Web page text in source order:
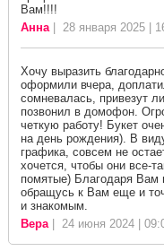
Вам!!!!
Анна| 28 января 2025 |
Хочу выразить
оформили вчера,
сомневалась, привезут
позвонил в домофон.
четкую работу! Букет
на день рождения). В
графика, совсем не
хочется, чтобы они все-
помятые) Благодаря Вам
обращусь к Вам еще и
и знакомым.
Вера| 24 июня 2024 |